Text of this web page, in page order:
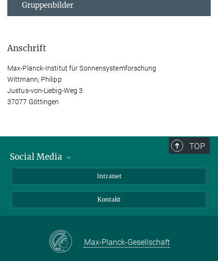
Gruppenbilder
Anschrift
Max-Planck-Institut für Sonnensystemforschung
Wittmann, Philipp
Justus-von-Liebig-Weg 3
37077 Göttingen
TOP
Social Media
Facebook
Instagram
Mastodon
Intranet
Kontakt
Max-Planck-Gesellschaft